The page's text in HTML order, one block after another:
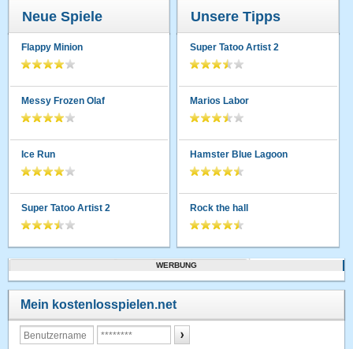
Neue Spiele
Flappy Minion
Messy Frozen Olaf
Ice Run
Super Tatoo Artist 2
Unsere Tipps
Super Tatoo Artist 2
Marios Labor
Hamster Blue Lagoon
Rock the hall
WERBUNG
Mein kostenlosspielen.net